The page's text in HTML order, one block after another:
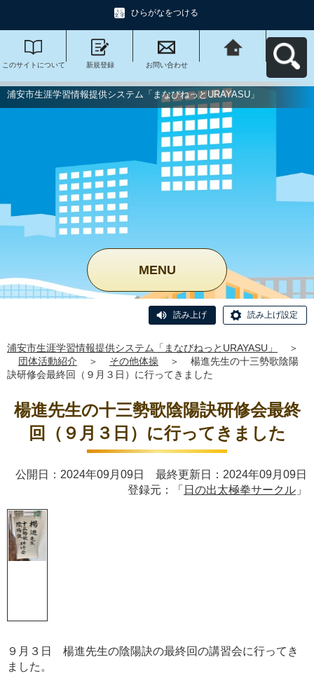
ひらがなをつける
このサイトについて 新規登録 お問い合わせ
びねっと
URAYASU」へ戻る
浦安市生涯学習情報提供システム「まなびねっとURAYASU」
MENU
読み上げ 読み上げ設定
浦安市生涯学習情報提供システム「まなびねっとURAYASU」
＞
団体活動紹介
＞ その他体操 ＞
楊進先生の十三勢歌陰陽
訣研修会最終回（９月３日）に行ってきました
楊進先生の十三勢歌陰陽訣研修会最終
回（９月３日）に行ってきました
公開日：2024年09月09日 最終更新日：2024年09月09日
登録元：「 日の出太極拳サークル 」
９月３日 楊進先生の陰陽訣の最終回の講習会に行ってき
ました。